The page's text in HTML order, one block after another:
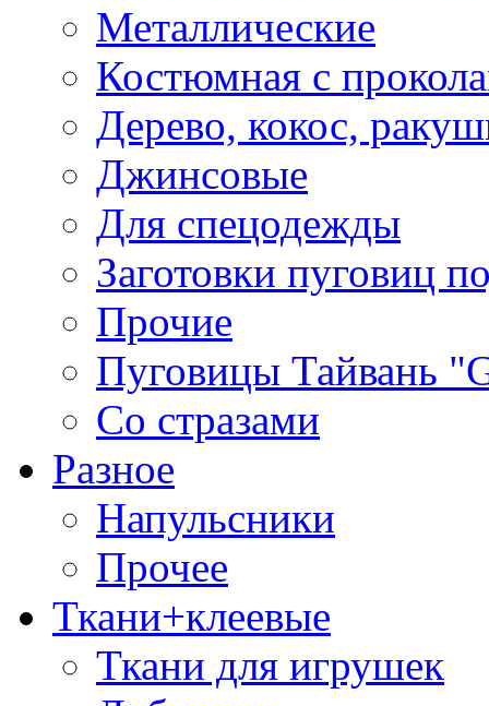
Металлические
Костюмная с
Дерево, кокос,
Джинсовые
Для спецодежды
Заготовки пуговиц
Прочие
Пуговицы Тайвань
Со стразами
Разное
Напульсники
Прочее
Ткани+клеевые
Ткани для игрушек